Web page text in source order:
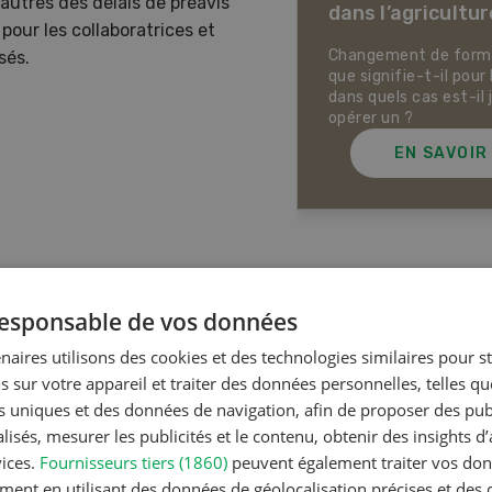
les collaboratrices et
pour la production
et la production animale
Pistes pour se protéger
dans
Changement de
que signifie-t-il pour
dans quels cas est-il
opérer un ?
EN
Articles les plus lues
Production
Noms
en
de vos données
utilisons des cookies et des technologies similaires pour
sur votre appareil et traiter des données personnelles, telles
uniques et des données de navigation, afin de proposer des
mesurer les publicités et le contenu, obtenir des insights
Fournisseurs tiers (1860) peuvent également traiter vos